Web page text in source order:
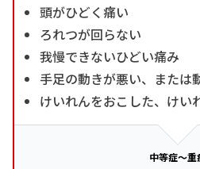
頭がひどく痛い
ろれつが回らない
我慢できないひどい痛み
手足の動きが悪い、または
けいれんをおこした、けい
中等症～重